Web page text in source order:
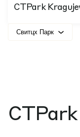
CTPark
Свитцх Парк